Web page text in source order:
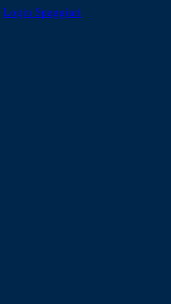
Login Spaggiari